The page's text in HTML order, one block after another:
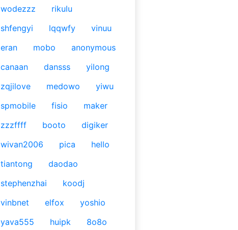
wodezzz
rikulu
shfengyi
lqqwfy
vinuu
eran
mobo
anonymous
canaan
dansss
yilong
zqjilove
medowo
yiwu
spmobile
fisio
maker
zzzffff
booto
digiker
wivan2006
pica
hello
tiantong
daodao
stephenzhai
koodj
vinbnet
elfox
yoshio
yava555
huipk
8o8o